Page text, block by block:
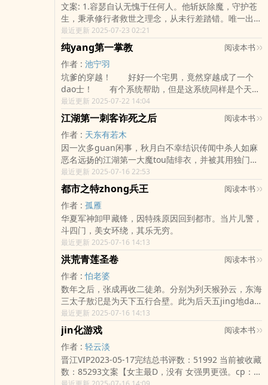
文案: 1.容瑟自认无愧于任何人。他斩妖除魔，守护苍
生，秉承修行者救世之理念，从未行差踏错。唯一出格
之chu，便是存了份不该有的念想。到tou来，他修为
被散、宗门驱逐，他庇护下的百姓对他..
最近更新 2025-07-23 02:21
纯yang第一掌教 阅读本书
作者 : 池宁羽
坑爹的穿越！ 好好一个宅男，竟然穿越成了一个
dao士！ 有个系统帮助，但是这系统同样是个天
坑！ “叮！系统唯一主线任务：纯yang成为武林第
一大宗派。此任务不可取消！” 望着只有两个人、
几间破石屋的..
最近更新 2025-07-22 14:04
江湖第一刺客诈死之后 阅读本书
作者 : 天东有若木
因一次多guan闲事，秋月白不幸结识传闻中杀人如麻
恶名远扬的江湖第一大魔tou陆绯衣，并被其用独门功
法xing命相连。 传闻此人行事乖张疯癫，不同常
人。秋月白看着这人一路作死，火不烧到shen上不着
急，烧到shen上也..
最近更新 2025-07-16 22:53
都市之特zhong兵王 阅读本书
作者 : 孤雁
华夏军神卸甲藏锋，因特殊原因回到都市。当片儿警，
斗四门，美女环绕，其乐无穷。
最近更新 2025-07-16 14:13
洪荒青莲圣卷 阅读本书
作者 :怕老婆
数年之后，张成再收二徒弟。分别为列天猴孙云，东海
三太子敖汜是为天下五行合壁。此为后天五jing地dao
大全。又隔千年，秦出天下天dao圣人借其之手争夺气
运……又千年之后...
最近更新 2025-07-16 14:13
jin化游戏 阅读本书
作者 : 轻云淡
晋江VIP2023-05-17完结总书评数：51992 当前被收藏
数：85293文案【女主最D，没有 女强男更强。cp：女